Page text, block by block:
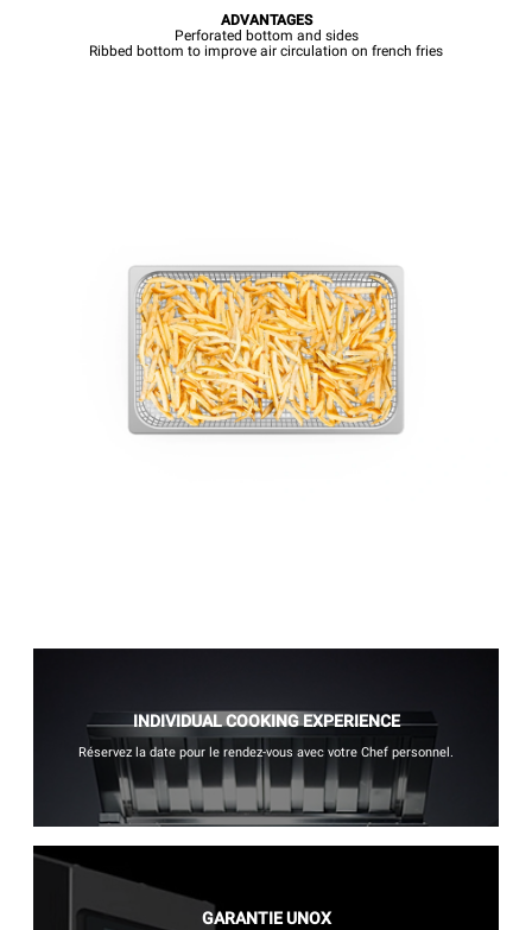
ADVANTAGES
Perforated bottom and sides
Ribbed bottom to improve air circulation on french fries
INDIVIDUAL COOKING EXPERIENCE
Réservez la date pour le rendez-vous avec votre Chef personnel.
GARANTIE UNOX